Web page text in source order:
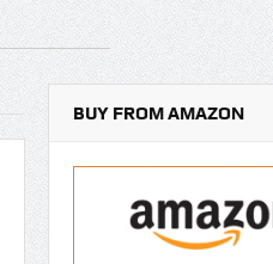
BUY FROM AMAZON